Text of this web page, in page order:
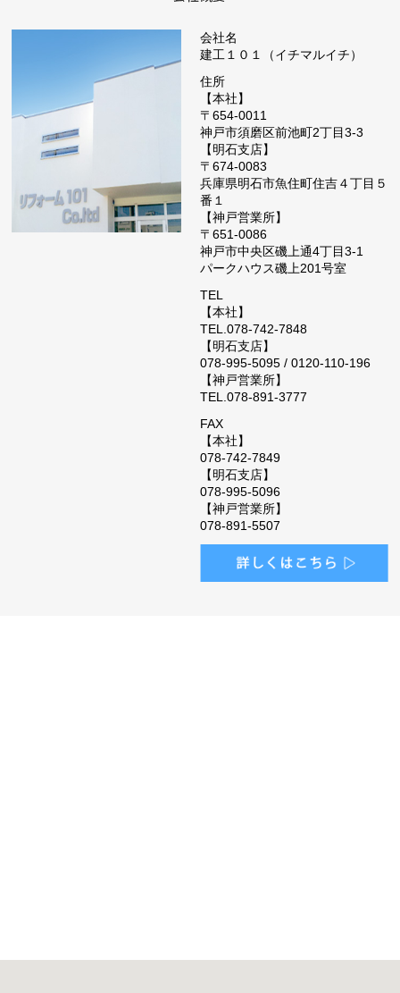
会社名
建工１０１（イチマルイチ）
住所
【本社】
〒654-0011
神戸市須磨区前池町2丁目3-3
【明石支店】
〒674-0083
兵庫県明石市魚住町住吉４丁目５
番１
【神戸営業所】
〒651-0086
神戸市中央区磯上通4丁目3-1
パークハウス磯上201号室
TEL
【本社】
TEL.078-742-7848
【明石支店】
078-995-5095 / 0120-110-196
【神戸営業所】
TEL.078-891-3777
FAX
【本社】
078-742-7849
【明石支店】
078-995-5096
【神戸営業所】
078-891-5507